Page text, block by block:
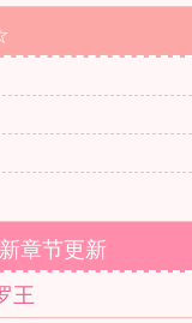
章节更新
王